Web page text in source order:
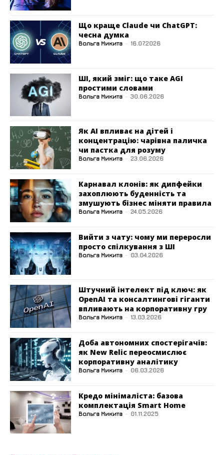
Що краще Claude чи ChatGPT:
чесна думка
Вольга Микита - 16.07.2026
ШІ, який зміг: що таке AGI
простими словами
Вольга Микита - 30.06.2026
Як AI впливає на дітей і
концентрацію: чарівна паличка
чи пастка для розуму
Вольга Микита - 23.06.2026
Карнавал клонів: як дипфейки
захоплюють буденність та
змушують бізнес міняти правила
Вольга Микита - 24.05.2026
Вийти з чату: чому ми переросли
просто спілкування з ШІ
Вольга Микита - 03.04.2026
Штучний інтелект під ключ: як
OpenAI та консалтингові гіганти
впливають на корпоративну гру
Вольга Микита - 13.03.2026
Доба автономних спостерігачів:
як New Relic переосмислює
корпоративну аналітику
Вольга Микита - 06.03.2026
Кредо мінімаліста: базова
комплектація Smart Home
Вольга Микита - 01.11.2025